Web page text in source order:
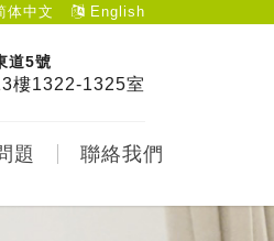
体中文 English
道5號
樓1322-1325室
題 聯絡我們